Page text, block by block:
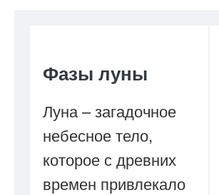
Фазы луны
Луна – загадочное
небесное тело,
которое с древних
времен привлекало